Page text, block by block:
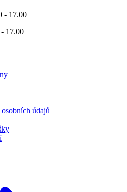
- 17.00
17.00
údajů